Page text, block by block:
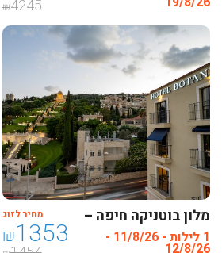
₪4245
מלון בוטניקה חיפה –
חדש ! מרשת פתאל
1 לילות - 11/8/26 -
מחיר לזוג
₪1353